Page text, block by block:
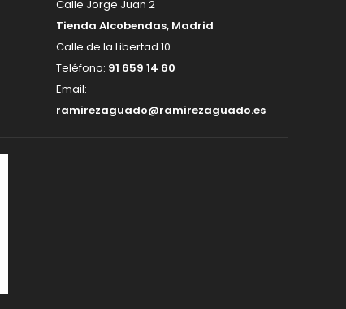
Calle Jorge Juan 2
Tienda Alcobendas, Madrid
Calle de la Libertad 10
Teléfono: 91 659 14 60
Email:
ramirezaguado@ramirezaguado.es